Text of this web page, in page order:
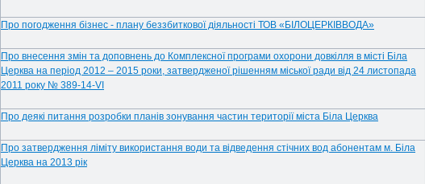
Про погодження бізнес - плану беззбиткової діяльності ТОВ «БІЛОЦЕРКІВВОДА»
Про внесення змін та доповнень до Комплексної програми охорони довкілля в місті Біла
Церква на період 2012 – 2015 роки, затвердженої рішенням міської ради від 24 листопада
2011 року № 389-14-VI
Про деякі питання розробки планів зонування частин території міста Біла Церква
Про затвердження ліміту використання води та відведення стічних вод абонентам м. Біла
Церква на 2013 рік